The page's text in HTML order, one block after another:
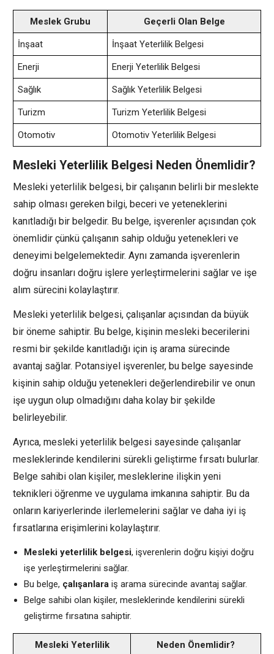
Meslek Grubu Geçerli Olan Belge
İnşaat İnşaat Yeterlilik Belgesi
Enerji Enerji Yeterlilik Belgesi
Sağlık Sağlık Yeterlilik Belgesi
Turizm Turizm Yeterlilik Belgesi
Otomotiv Otomotiv Yeterlilik Belgesi
Mesleki Yeterlilik Belgesi Neden Önemlidir?
Mesleki yeterlilik belgesi, bir çalışanın belirli bir meslekte
sahip olması gereken bilgi, beceri ve yeteneklerini
kanıtladığı bir belgedir. Bu belge, işverenler açısından çok
önemlidir çünkü çalışanın sahip olduğu yetenekleri ve
deneyimi belgelemektedir. Aynı zamanda işverenlerin
doğru insanları doğru işlere yerleştirmelerini sağlar ve işe
alım sürecini kolaylaştırır.
Mesleki yeterlilik belgesi, çalışanlar açısından da büyük
bir öneme sahiptir. Bu belge, kişinin mesleki becerilerini
resmi bir şekilde kanıtladığı için iş arama sürecinde
avantaj sağlar. Potansiyel işverenler, bu belge sayesinde
kişinin sahip olduğu yetenekleri değerlendirebilir ve onun
işe uygun olup olmadığını daha kolay bir şekilde
belirleyebilir.
Ayrıca, mesleki yeterlilik belgesi sayesinde çalışanlar
mesleklerinde kendilerini sürekli geliştirme fırsatı bulurlar.
Belge sahibi olan kişiler, mesleklerine ilişkin yeni
teknikleri öğrenme ve uygulama imkanına sahiptir. Bu da
onların kariyerlerinde ilerlemelerini sağlar ve daha iyi iş
fırsatlarına erişimlerini kolaylaştırır.
Mesleki yeterlilik belgesi, işverenlerin doğru kişiyi doğru
işe yerleştirmelerini sağlar.
Bu belge, çalışanlara iş arama sürecinde avantaj sağlar.
Belge sahibi olan kişiler, mesleklerinde kendilerini sürekli
geliştirme fırsatına sahiptir.
Mesleki Yeterlilik
Neden Önemlidir?